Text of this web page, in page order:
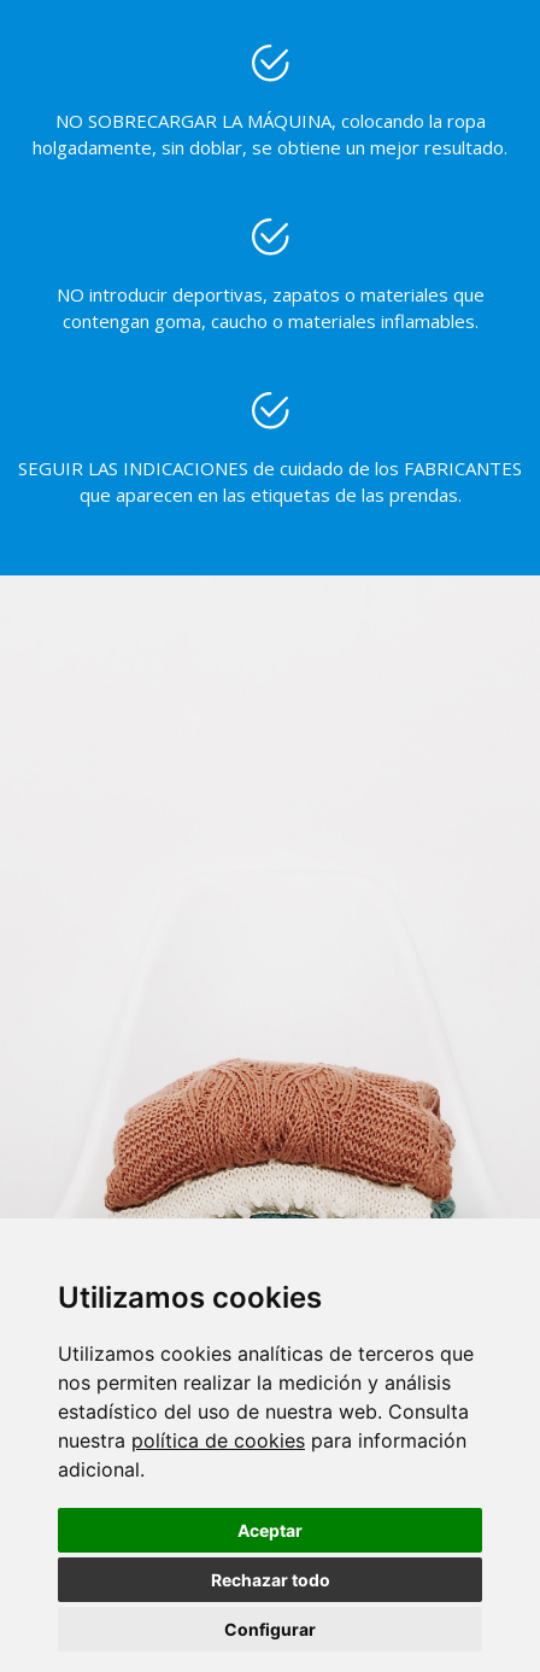
Utilizamos cookies
Utilizamos cookies analíticas de terceros que
nos permiten realizar la medición y análisis
estadístico del uso de nuestra web. Consulta
nuestra política de cookies para información
adicional.
Aceptar
Rechazar todo
Configurar
NO SOBRECARGAR LA MÁQUINA, colocando la ropa
holgadamente, sin doblar, se obtiene un mejor resultado.
NO introducir deportivas, zapatos o materiales que
contengan goma, caucho o materiales inflamables.
SEGUIR LAS INDICACIONES de cuidado de los FABRICANTES
que aparecen en las etiquetas de las prendas.
© La Casa de la Colada
Política de Privacidad/Aviso Legal/Política de Cookies